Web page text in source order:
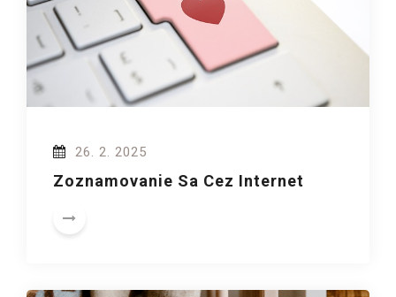
26. 2. 2025
Zoznamovanie Sa Cez Internet